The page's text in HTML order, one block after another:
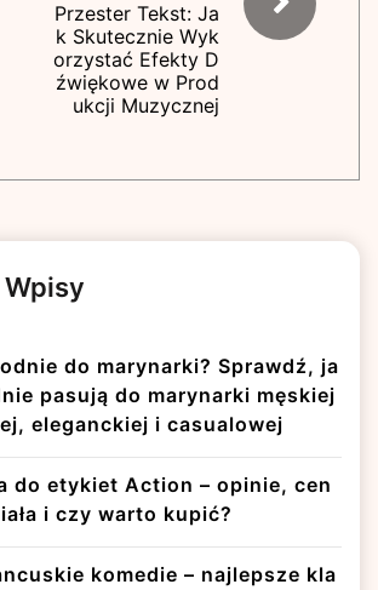
Przester Tekst: Ja
k Skutecznie Wyk
orzystać Efekty D
źwiękowe w Prod
ukcji Muzycznej
do marynarki? Sprawdź, ja
pasują do marynarki męskiej
eleganckiej i casualowej
do etykiet Action – opinie, cen
i czy warto kupić?
komedie – najlepsze kla